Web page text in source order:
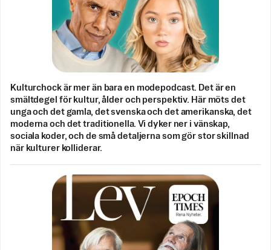
Kulturchock är mer än bara en modepodcast. Det är en
smältdegel för kultur, ålder och perspektiv. Här möts det
unga och det gamla, det svenska och det amerikanska, det
moderna och det traditionella. Vi dyker ner i vänskap,
sociala koder, och de små detaljerna som gör stor skillnad
när kulturer kolliderar.